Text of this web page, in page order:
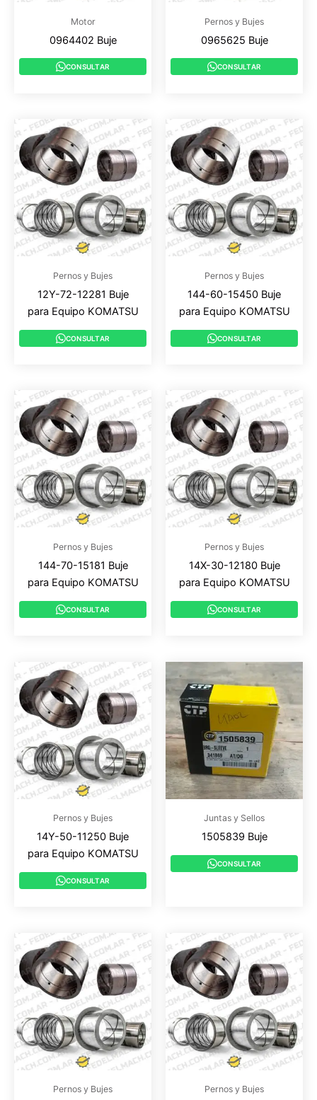
Motor
0964402 Buje
CONSULTAR
Pernos y Bujes
0965625 Buje
CONSULTAR
Pernos y Bujes
12Y-72-12281 Buje
para Equipo KOMATSU
CONSULTAR
Pernos y Bujes
144-60-15450 Buje
para Equipo KOMATSU
CONSULTAR
Pernos y Bujes
144-70-15181 Buje
para Equipo KOMATSU
CONSULTAR
Pernos y Bujes
14X-30-12180 Buje
para Equipo KOMATSU
CONSULTAR
Pernos y Bujes
14Y-50-11250 Buje
para Equipo KOMATSU
CONSULTAR
Juntas y Sellos
1505839 Buje
CONSULTAR
Pernos y Bujes Pernos y Bujes